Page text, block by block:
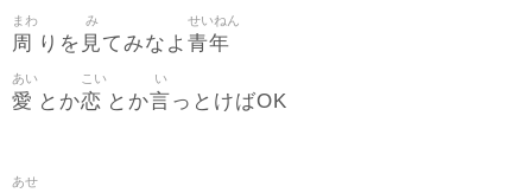
周
まわ
りを 見
み
てみなよ 青年
せいねん
愛
あい
とか恋
こい
とか言
い
っとけばOK
あせ